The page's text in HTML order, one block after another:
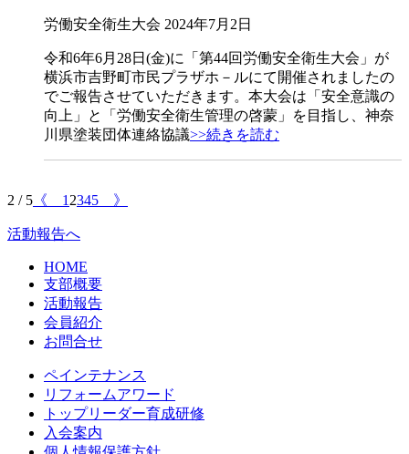
労働安全衛生大会 2024年7月2日
令和6年6月28日(金)に「第44回労働安全衛生大会」が
横浜市吉野町市民プラザホ－ルにて開催されましたの
でご報告させていただきます。本大会は「安全意識の
向上」と「労働安全衛生管理の啓蒙」を目指し、神奈
川県塗装団体連絡協議>>続きを読む
2 / 5 《 1 2345 》
活動報告へ
HOME
支部概要
活動報告
会員紹介
お問合せ
ペインテナンス
リフォームアワード
トップリーダー育成研修
入会案内